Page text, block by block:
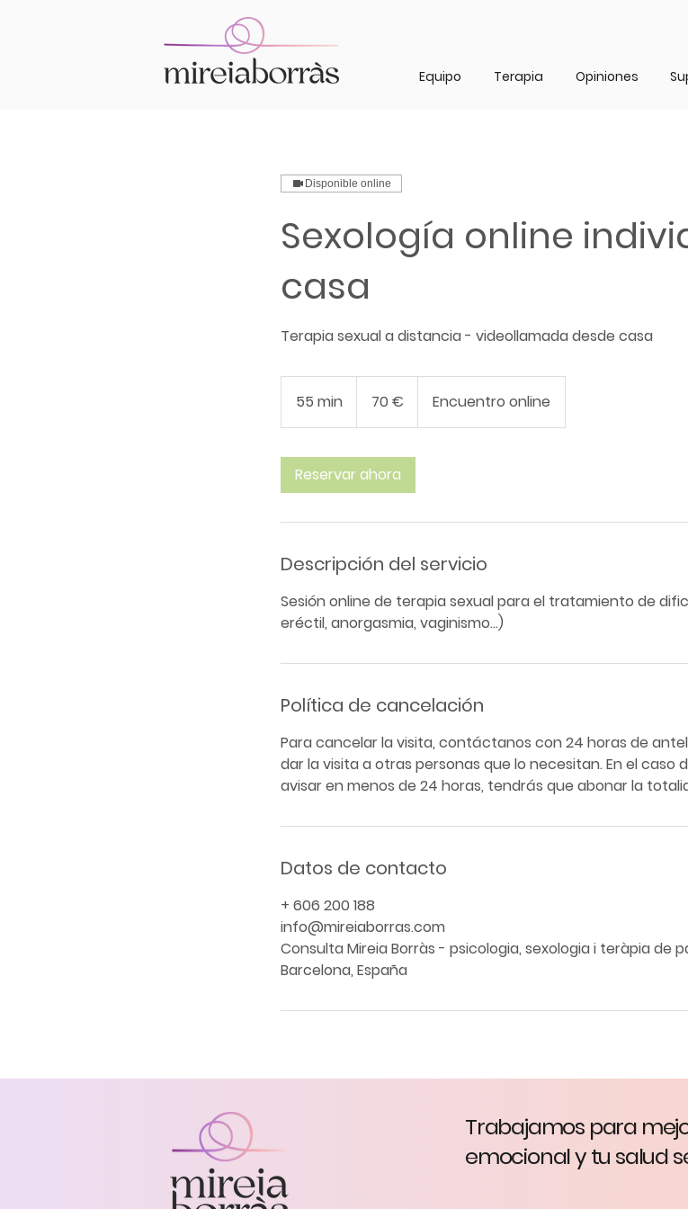
Equipo Terapia Opiniones
Disponible online
Sexología online
casa
Terapia sexual a distancia - videollamada desde casa
55 min
5
m
i
70 € Encuentro online
Reservar ahora
Descripción del servicio
Sesión online de terapia sexual para el tratamiento de
eréctil, anorgasmia, vaginismo...)
Política de cancelación
Para cancelar la visita, contáctanos con 24 horas de
dar la visita a otras personas que lo necesitan. En el caso
avisar en menos de 24 horas, tendrás que abonar la
Datos de contacto
+ 606 200 188
info@mireiaborras.com
Consulta Mireia Borràs - psicologia, sexologia i teràpia de
Barcelona, España
Mireia Borràs - Sexologia, teràpia de parella i psicoteràpia -info@mireiaborras.com - +34 606 200 188
Trabajamos para
emocional y tu salud